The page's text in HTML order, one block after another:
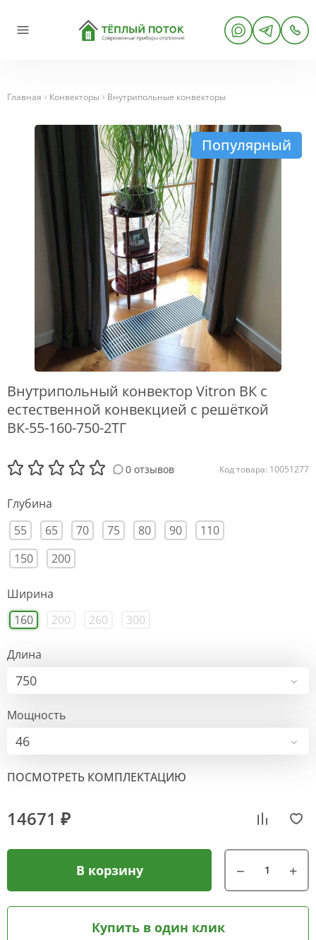
Главная Конвекторы Внутрипольные конвекторы
Популярный
Внутрипольный конвектор Vitron ВК с
естественной конвекцией с решёткой
ВК-55-160-750-2ТГ
0 отзывов Код товара: 10051277
Глубина
55
65 70 75 80 90
110
150
200
Ширина
160
200 260 300
Длина
750
Мощность
46
ПОСМОТРЕТЬ КОМПЛЕКТАЦИЮ
14671 ₽
В корзину
Купить в один клик